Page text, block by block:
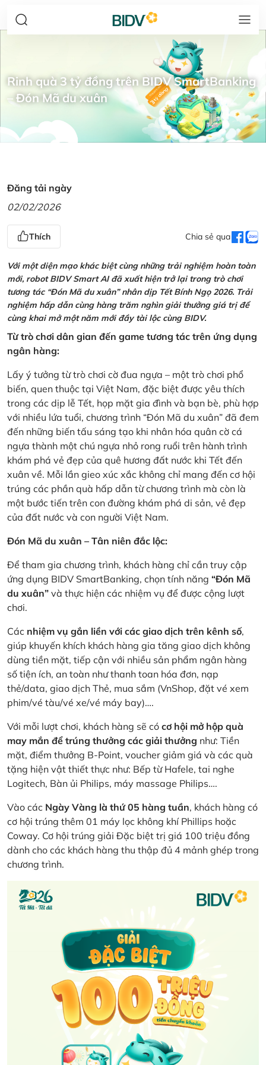
Rinh quà 3 tỷ đồng trên BIDV SmartBanking
– Đón Mã du xuân
Đăng tải ngày
02/02/2026
Thích Chia sẻ qua
Với một diện mạo khác biệt cùng những trải nghiệm hoàn toàn
mới, robot BIDV Smart AI đã xuất hiện trở lại trong trò chơi
tương tác “Đón Mã du xuân” nhân dịp Tết Bính Ngọ 2026. Trải
nghiệm hấp dẫn cùng hàng trăm nghìn giải thưởng giá trị để
cùng khai mở một năm mới đầy tài lộc cùng BIDV.
Từ trò chơi dân gian đến game tương tác trên ứng dụng
ngân hàng:
Lấy ý tưởng từ trò chơi cờ đua ngựa – một trò chơi phổ
biến, quen thuộc tại Việt Nam, đặc biệt được yêu thích
trong các dịp lễ Tết, họp mặt gia đình và bạn bè, phù hợp
với nhiều lứa tuổi, chương trình “Đón Mã du xuân” đã đem
đến những biến tấu sáng tạo khi nhân hóa quân cờ cá
ngựa thành một chú ngựa nhỏ rong ruổi trên hành trình
khám phá vẻ đẹp của quê hương đất nước khi Tết đến
xuân về. Mỗi lần gieo xúc xắc không chỉ mang đến cơ hội
trúng các phần quà hấp dẫn từ chương trình mà còn là
một bước tiến trên con đường khám phá di sản, vẻ đẹp
của đất nước và con người Việt Nam.
Đón Mã du xuân – Tân niên đắc lộc:
Để tham gia chương trình, khách hàng chỉ cần truy cập
ứng dụng BIDV SmartBanking, chọn tính năng “Đón Mã
du xuân” và thực hiện các nhiệm vụ để được cộng lượt
chơi.
Các nhiệm vụ gắn liền với các giao dịch trên kênh số,
giúp khuyến khích khách hàng gia tăng giao dịch không
dùng tiền mặt, tiếp cận với nhiều sản phẩm ngân hàng
số tiện ích, an toàn như thanh toan hóa đơn, nạp
thẻ/data, giao dịch Thẻ, mua sắm (VnShop, đặt vé xem
phim/vé tàu/vé xe/vé máy bay)….
Với mỗi lượt chơi, khách hàng sẽ có cơ hội mở hộp quà
may mắn để trúng thưởng các giải thưởng như: Tiền
mặt, điểm thưởng B-Point, voucher giảm giá và các quà
tặng hiện vật thiết thực như: Bếp từ Hafele, tai nghe
Logitech, Bàn ủi Philips, máy massage Philips….
Vào các Ngày Vàng là thứ 05 hàng tuần, khách hàng có
cơ hội trúng thêm 01 máy lọc không khí Phillips hoặc
Coway. Cơ hội trúng giải Đặc biệt trị giá 100 triệu đồng
dành cho các khách hàng thu thập đủ 4 mảnh ghép trong
chương trình.